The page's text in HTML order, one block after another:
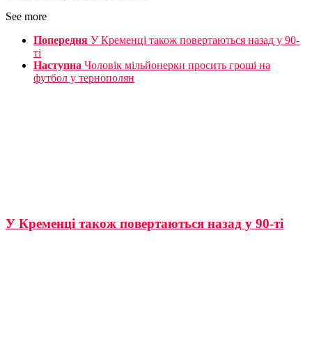
See more
Попередня У Кременці також повертаються назад у 90-
ті
Наступна Чоловік мільйонерки просить гроші на
футбол у тернополян
У Кременці також повертаються назад у 90-ті